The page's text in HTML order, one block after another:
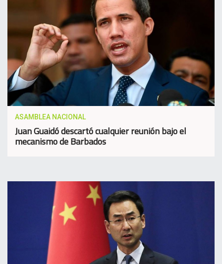
ASAMBLEA NACIONAL
Juan Guaidó descartó cualquier reunión bajo el
mecanismo de Barbados